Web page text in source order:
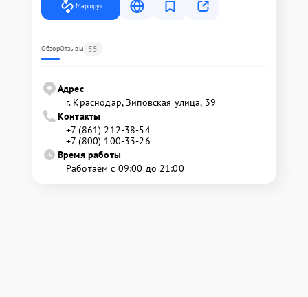
Маршрут
ОбзорОтзывы 55
Адрес
г. Краснодар, Зиповская улица, 39
Контакты
+7 (861) 212-38-54
+7 (800) 100-33-26
Время работы
Работаем с 09:00 до 21:00